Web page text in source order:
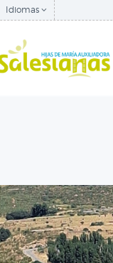
Idiomas